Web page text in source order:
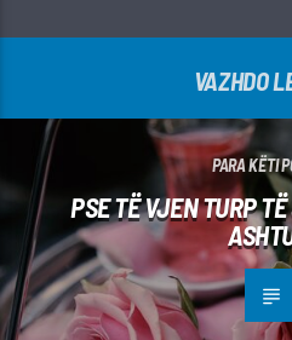
VAZHDO
PARA KËTI
PSE TË VJEN TURP